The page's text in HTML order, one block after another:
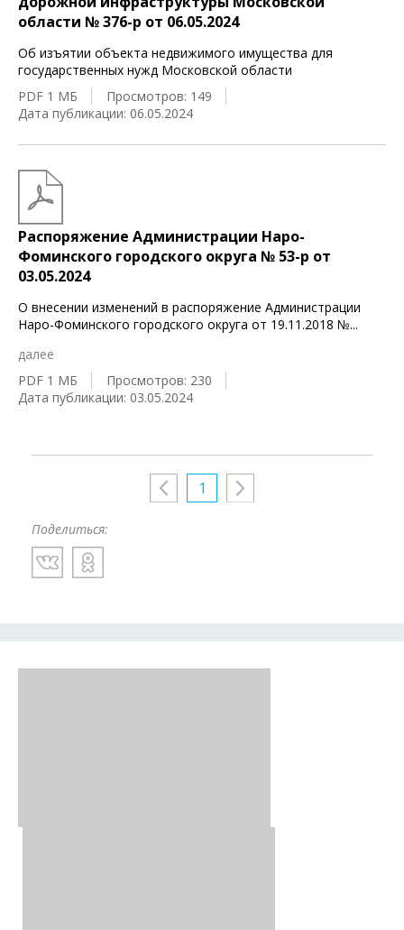
области № 376-р от 06.05.2024
Об изъятии объекта недвижимого имущества для
государственных нужд Московской области
PDF 1 МБ
Просмотров: 149
Дата публикации: 06.05.2024
Распоряжение Администрации Наро-
Фоминского городского округа № 53-р от
03.05.2024
О внесении изменений в распоряжение Администрации
Наро-Фоминского городского округа от 19.11.2018 №...
далее
PDF 1 МБ
Просмотров: 230
Дата публикации: 03.05.2024
1
Поделиться: